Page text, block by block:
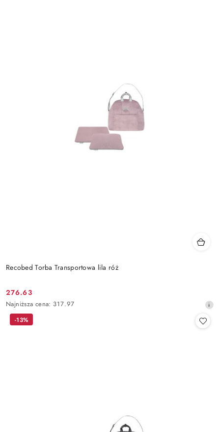
Recobed Torba Transportowa lila róż
Cena
promocyjna:
276.63
Najniższa
cena
Najniższa cena: 317.97
-13%